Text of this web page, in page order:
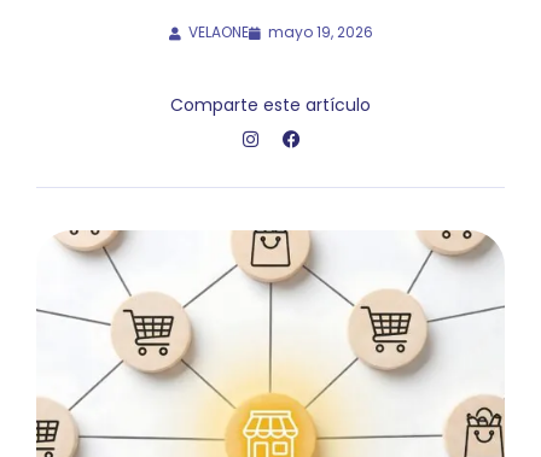
VELAONE mayo 19, 2026
Comparte este artículo